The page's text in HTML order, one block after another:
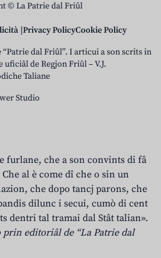
© La Patrie dal Friûl
Privacy PolicyCookie Policy
dal Friûl”. I articui a son scrits in
de Regjon Friûl – V.J.
Taliane
Studio
furlane, che a son convints di fâ
al è come dî che o sin un
che dopo tancj parons, che
dilunc i secui, cumò di cent
dentri tal tramai dal Stât talian».
prin editoriâl de “La Patrie dal